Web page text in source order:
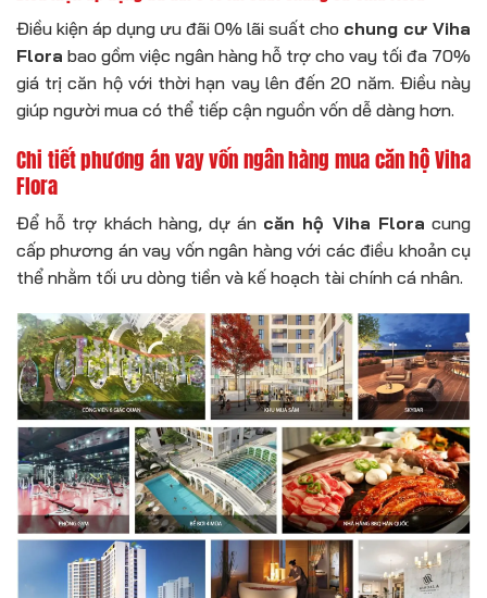
Điều kiện áp dụng ưu đãi 0% lãi suất cho chung cư Viha
Flora bao gồm việc ngân hàng hỗ trợ cho vay tối đa 70%
giá trị căn hộ với thời hạn vay lên đến 20 năm. Điều này
giúp người mua có thể tiếp cận nguồn vốn dễ dàng hơn.
Chi tiết phương án vay vốn ngân hàng mua căn hộ Viha
Flora
Để hỗ trợ khách hàng, dự án căn hộ Viha Flora cung
cấp phương án vay vốn ngân hàng với các điều khoản cụ
thể nhằm tối ưu dòng tiền và kế hoạch tài chính cá nhân.